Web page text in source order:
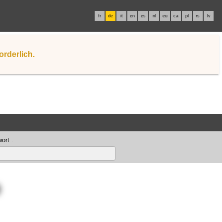
fr de it en es nl eu ca pl rs lv
: